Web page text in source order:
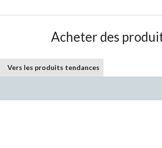
Acheter des
Vers les produits tendances